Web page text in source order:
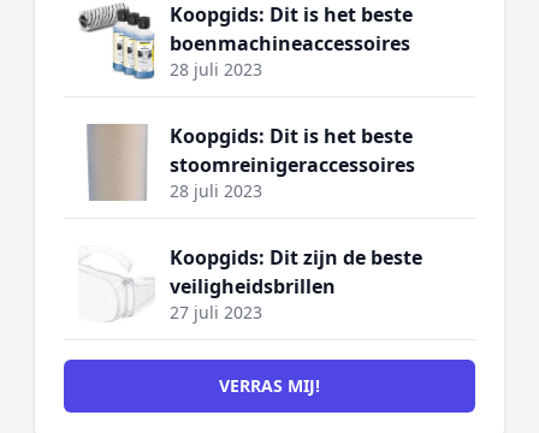
Koopgids: Dit is het beste
boenmachineaccessoires
28 juli 2023
Koopgids: Dit is het beste
stoomreinigeraccessoires
28 juli 2023
Koopgids: Dit zijn de beste
veiligheidsbrillen
27 juli 2023
VERRAS MIJ!